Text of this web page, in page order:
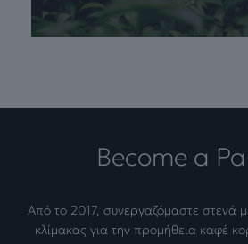
Become a
Από το 2017, συνεργαζόμαστε στενά
κλίμακας για την προμήθεια καφέ